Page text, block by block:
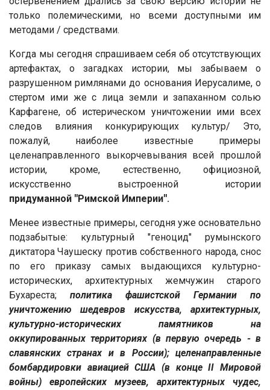
только полемическими, но всеми доступными им
методами / средствами.
Когда мы сегодня спрашиваем себя об отсутствующих
артефактах, о загадках истории, мы забываем о
разрушенном римлянами до основания Иерусалиме, о
стертом ими же с лица земли и запаханном солью
Карфагене, об истерическом уничтожении ими всех
следов влияния конкурирующих культур/ Это,
пожалуй, наиболее известные примеры
целенаправленного выкорчевывания всей прошлой
истории, кроме, естественно, официозной,
искусственно выстроенной истории
придуманной "Римской Империи".
Менее известные примеры, сегодня уже основательно
подзабытые: культурный "геноцид" румынского
диктатора Чаушеску против собственного народа, снос
по его приказу самых выдающихся культурно-
исторических, архитектурных жемчужин старого
Бухареста; политика фашистской Германии по
уничтожению шедевров искусства, архитектурных,
культурно-исторических памятников на
оккупированных территориях (в первую очередь - в
славянских странах и в России); целенаправленные
бомбардировки авиацией США (в конце II Мировой
войны) европейских музеев, архитектурных чудес,